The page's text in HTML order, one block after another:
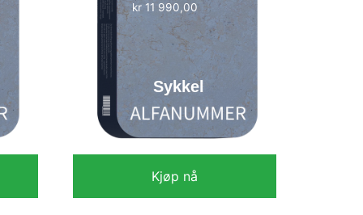
kr11 990,00
Sykkel
Kjøp nå